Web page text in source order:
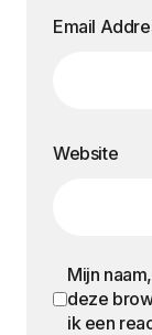
Email
Website
Mijn
deze
ik een